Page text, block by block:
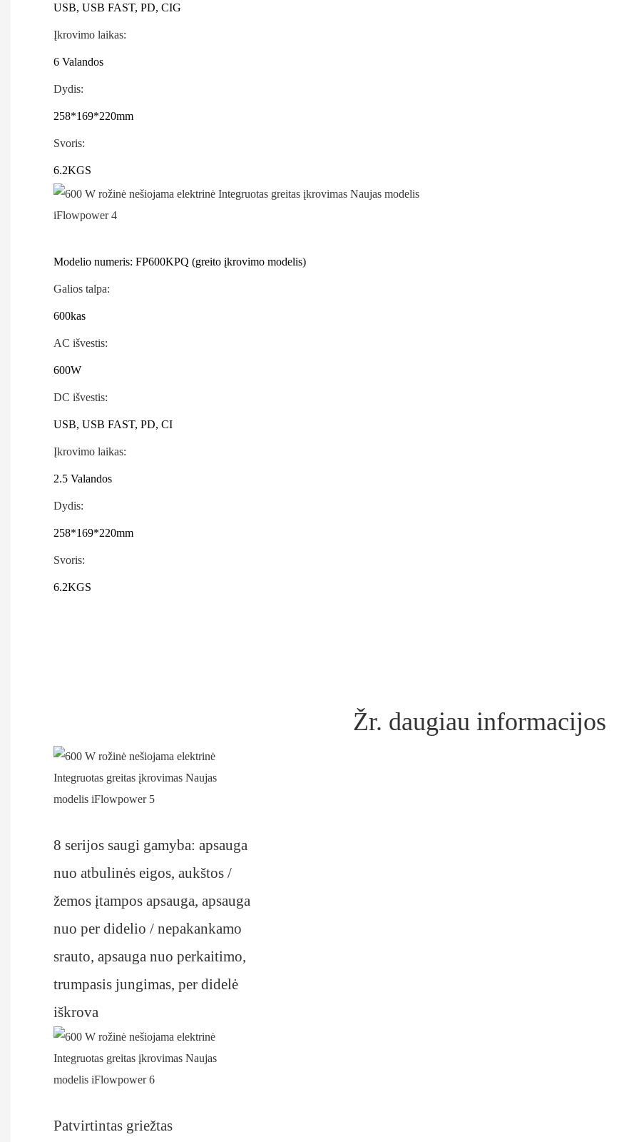
USB, USB FAST, PD, CIG
Įkrovimo laikas:
6 Valandos
Dydis:
258*169*220mm
Svoris:
6.2KGS
Modelio numeris: FP600KPQ (greito įkrovimo modelis)
Galios talpa:
600kas
AC išvestis:
600W
DC išvestis:
USB, USB FAST, PD, CI
Įkrovimo laikas:
2.5 Valandos
Dydis:
258*169*220mm
Svoris:
6.2KGS
Žr. daugiau informacijos
8 serijos saugi gamyba: apsauga
nuo atbulinės eigos, aukštos /
žemos įtampos apsauga, apsauga
nuo per didelio / nepakankamo
srauto, apsauga nuo perkaitimo,
trumpasis jungimas, per didelė
iškrova
Patvirtintas griežtas